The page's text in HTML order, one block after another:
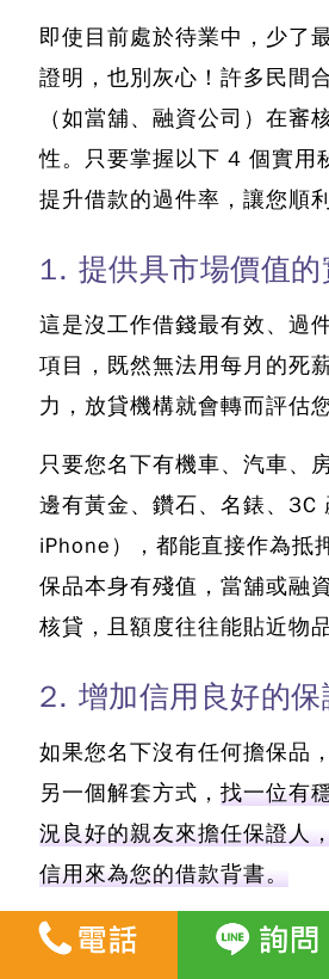
即使目前處於待業中，少了
證明，也別灰心！許多民間
（如當舖、融資公司）在審
性。只要掌握以下 4 個實用
提升借款的過件率，讓您順
1. 提供具市場價值
這是沒工作借錢最有效、過
項目 ，既然無法用每月的死
力，放貸機構就會轉而評估
只要您名下有機車、汽車、
邊有黃金、鑽石、名錶、3C
iPhone），都能直接作為抵
保品本身有殘值，當舖或融
核貸，且額度往往能貼近物
2. 增加信用良好的保
如果您名下沒有任何擔保品
另一個解套方式， 找一位有
況良好的親友來擔任保證人
信用來為您的借款背書。
保證人必須具備明確的收入